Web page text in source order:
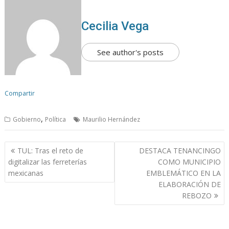
Cecilia Vega
See author's posts
Compartir
Gobierno, Política Maurilio Hernández
N
a
v
TUL: Tras el reto de
digitalizar las ferreterías
mexicanas
DESTACA TENANCINGO
COMO MUNICIPIO
EMBLEMÁTICO EN LA
ELABORACIÓN DE
REBOZO